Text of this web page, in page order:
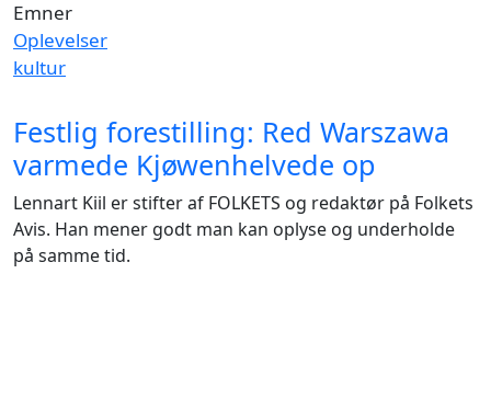
Emner
Oplevelser
kultur
Festlig forestilling: Red Warszawa
varmede Kjøwenhelvede op
Lennart Kiil er stifter af FOLKETS og redaktør på Folkets
Avis. Han mener godt man kan oplyse og underholde
på samme tid.